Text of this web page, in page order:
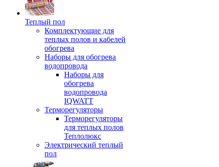
Теплый пол
Комплектующие для
теплых полов и кабелей
обогрева
Наборы для обогрева
водопровода
Наборы для
обогрева
водопровода
IQWATT
Терморегуляторы
Терморегуляторы
для теплых полов
Теплолюкс
Электрический теплый
пол